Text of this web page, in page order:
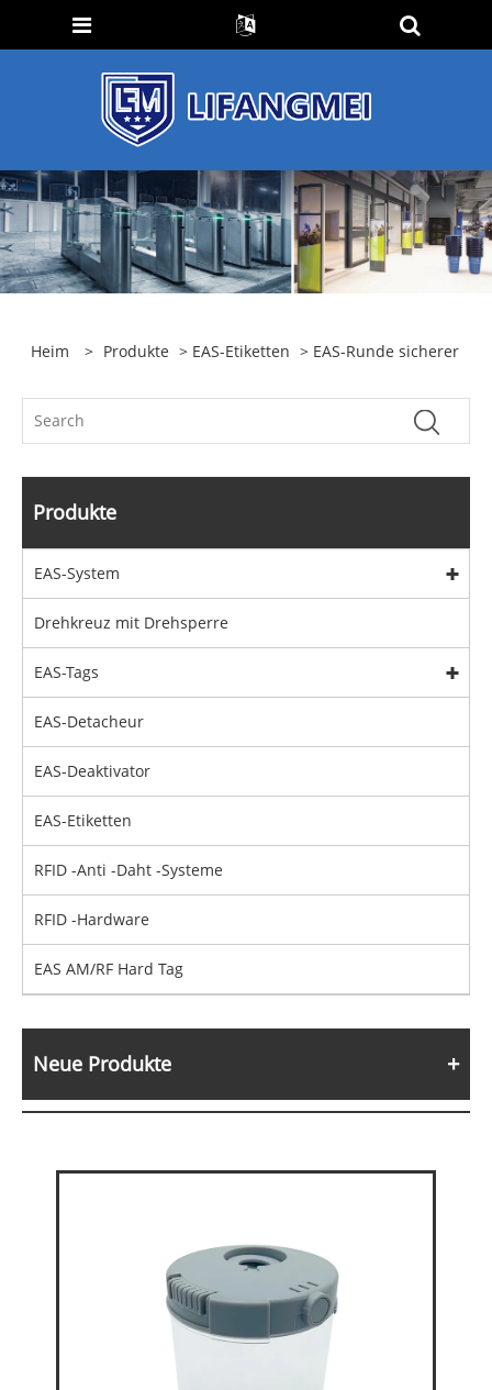
Heim > Produkte > EAS-Etiketten > EAS-Runde sicherer
Produkte
EAS-System
Drehkreuz mit Drehsperre
EAS-Tags
EAS-Detacheur
EAS-Deaktivator
EAS-Etiketten
RFID -Anti -Daht -Systeme
RFID -Hardware
EAS AM/RF Hard Tag
Neue Produkte